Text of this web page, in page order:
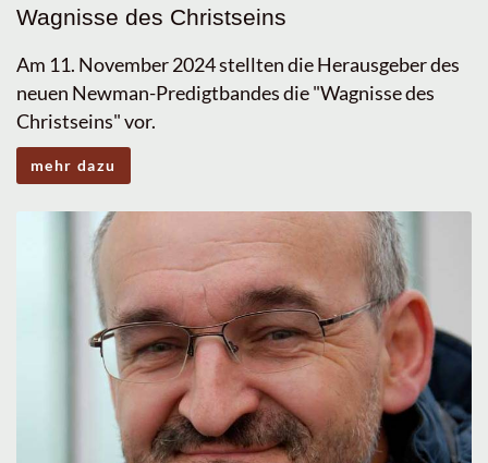
Wagnisse des Christseins
Am 11. November 2024 stellten die Herausgeber des
neuen Newman-Predigtbandes die "Wagnisse des
Christseins" vor.
mehr dazu